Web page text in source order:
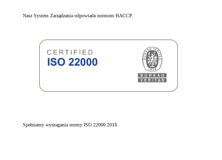
Nasz System Zarządzania odpowiada normom HACCP.
Spełniamy wymagania normy ISO 22000:2018.